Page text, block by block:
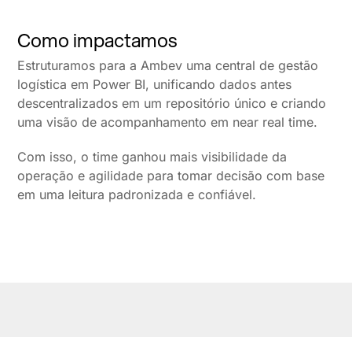
Como impactamos
Estruturamos para a Ambev uma central de gestão
logística em Power BI, unificando dados antes
descentralizados em um repositório único e criando
uma visão de acompanhamento em near real time.
Com isso, o time ganhou mais visibilidade da
operação e agilidade para tomar decisão com base
em uma leitura padronizada e confiável.